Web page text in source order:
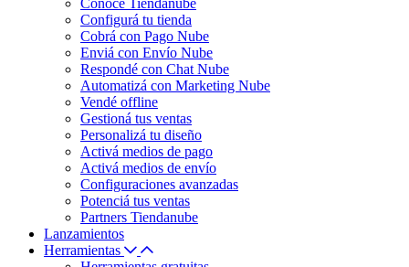
Conocé Tiendanube
Configurá tu tienda
Cobrá con Pago Nube
Enviá con Envío Nube
Respondé con Chat Nube
Automatizá con Marketing Nube
Vendé offline
Gestioná tus ventas
Personalizá tu diseño
Activá medios de pago
Activá medios de envío
Configuraciones avanzadas
Potenciá tus ventas
Partners Tiendanube
Lanzamientos
Herramientas